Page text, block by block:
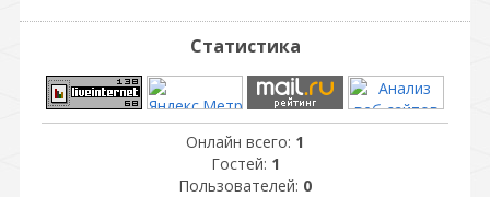
Статистика
Онлайн всего: 1
Гостей: 1
Пользователей: 0